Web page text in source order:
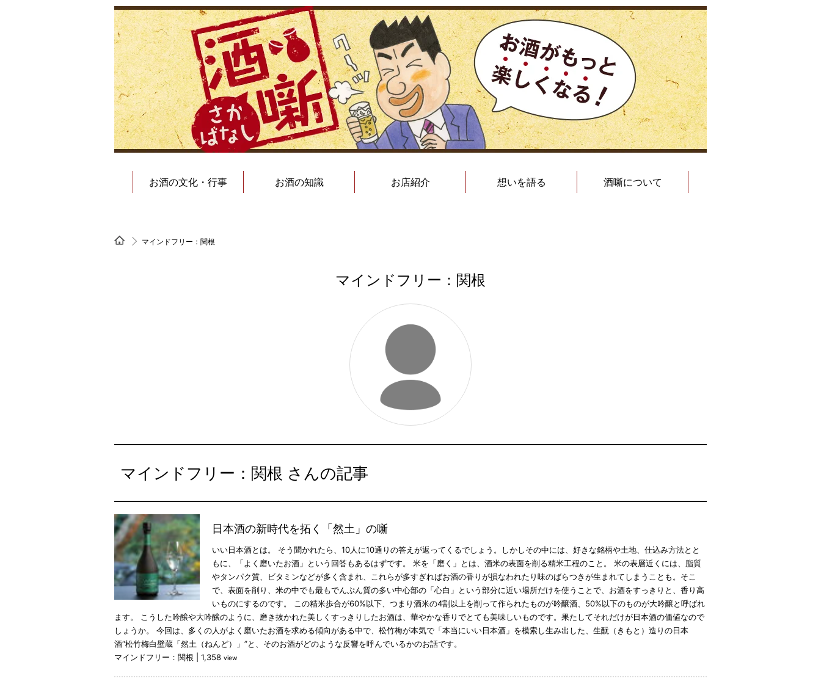
お酒の文化・行事 お酒の知識 お店紹介 想いを語る 酒噺について
マインドフリー：関根
マインドフリー：関根
マインドフリー：関根 さんの記事
日本酒の新時代を拓く「然土」の噺
いい日本酒とは。 そう聞かれたら、10人に10通りの答えが返ってくるでしょう。しかしその中には、好きな銘柄や土地、仕込み方法とと
もに、「よく磨いたお酒」という回答もあるはずです。 米を「磨く」とは、酒米の表面を削る精米工程のこと。 米の表層近くには、脂質
やタンパク質、ビタミンなどが多く含まれ、これらが多すぎればお酒の香りが損なわれたり味のばらつきが生まれてしまうことも。そこ
で、表面を削り、米の中でも最もでんぷん質の多い中心部の「心白」という部分に近い場所だけを使うことで、お酒をすっきりと、香り高
いものにするのです。 この精米歩合が60%以下、つまり酒米の4割以上を削って作られたものが吟醸酒、50%以下のものが大吟醸と呼ばれ
ます。 こうした吟醸や大吟醸のように、磨き抜かれた美しくすっきりしたお酒は、華やかな香りでとても美味しいものです。果たしてそれだけが日本酒の価値なので
しょうか。 今回は、多くの人がよく磨いたお酒を求める傾向がある中で、松竹梅が本気で「本当にいい日本酒」を模索し生み出した、生酛（きもと）造りの日本
酒“松竹梅白壁蔵「然土（ねんど）」”と、そのお酒がどのような反響を呼んでいるかのお話です。
マインドフリー：関根
1,358 view